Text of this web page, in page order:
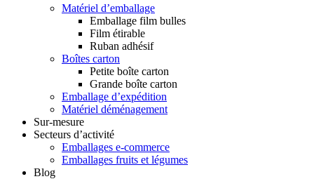
Matériel d’emballage
Emballage film bulles
Film étirable
Ruban adhésif
Boîtes carton
Petite boîte carton
Grande boîte carton
Emballage d’expédition
Matériel déménagement
Sur-mesure
Secteurs d’activité
Emballages e-commerce
Emballages fruits et légumes
Blog